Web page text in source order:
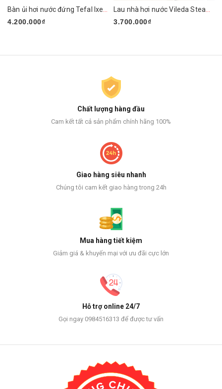
4.200.000₫
3.700.000₫
Chất lượng hàng đầu
Cam kết tất cả sản phẩm chính hãng 100%
Giao hàng siêu nhanh
Chúng tôi cam kết giao hàng trong 24h
Mua hàng tiết kiệm
Giảm giá & khuyến mại với ưu đãi cực lớn
Hỗ trợ online 24/7
Gọi ngay 0984516313 để được tư vấn